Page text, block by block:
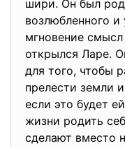
шири. Он был
возлюбленного
мгновение
открылся Ларе.
для того, чтобы
прелести земли
если это будет
жизни родить
сделают вместо